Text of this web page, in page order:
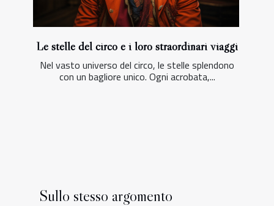
Le stelle del circo e i loro straordinari viaggi
Nel vasto universo del circo, le stelle splendono
con un bagliore unico. Ogni acrobata,...
Sullo stesso argomento